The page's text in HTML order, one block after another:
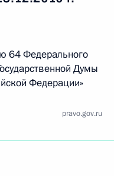
64 Федерального
Думы
Федерации»
pravo.gov.ru